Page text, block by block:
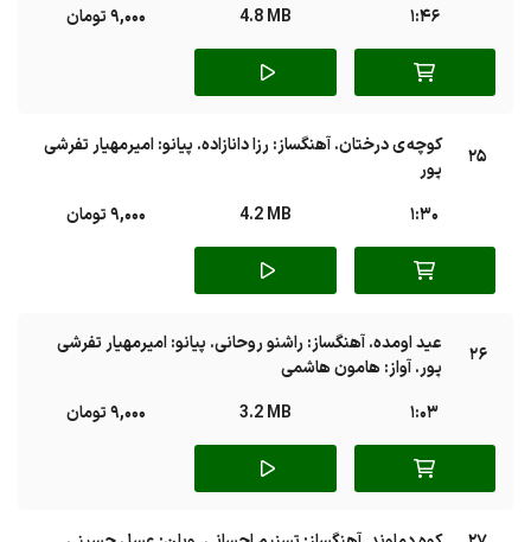
1:46
4.8 MB 9,000 تومان
25
کوچه ی درختان. آهنگساز: رزا دانازاده. پیانو: امیرمهیار تفرشی
پور
1:30
4.2 MB 9,000 تومان
26
عید اومده. آهنگساز: راشنو روحانی. پیانو: امیرمهیار تفرشی
پور. آواز: هامون هاشمی
1:03
3.2 MB 9,000 تومان